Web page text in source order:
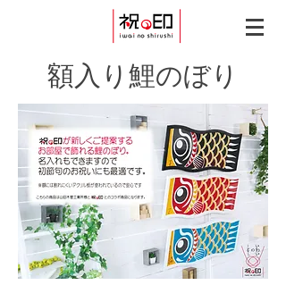
額入り鯉のぼり